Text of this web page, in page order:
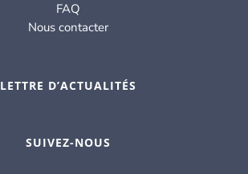
FAQ
Nous contacter
LETTRE D’ACTUALITÉS
SUIVEZ-NOUS